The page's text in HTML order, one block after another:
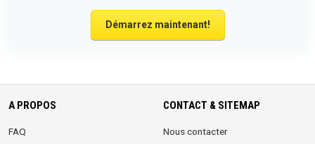
Démarrez maintenant!
A PROPOS
FAQ
CONTACT & SITEMAP
Nous contacter